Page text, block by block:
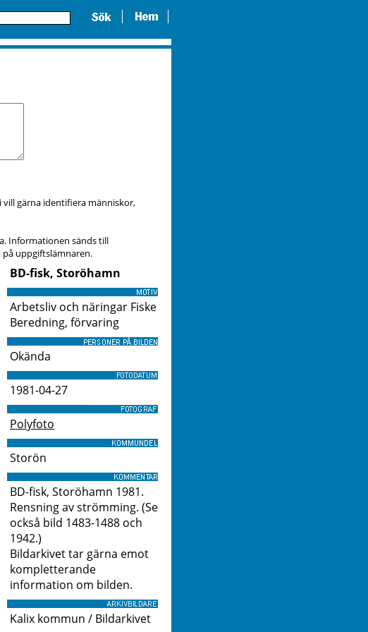
gärna identifiera människor,
Informationen sänds till
på uppgiftslämnaren.
BD-fisk, Storöhamn
Arbetsliv och näringar Fiske
Beredning, förvaring
Okända
1981-04-27
Polyfoto
Storön
BD-fisk, Storöhamn 1981.
Rensning av strömming. (Se
också bild 1483-1488 och
1942.)
Bildarkivet tar gärna emot
kompletterande
information om bilden.
Kalix kommun / Bildarkivet